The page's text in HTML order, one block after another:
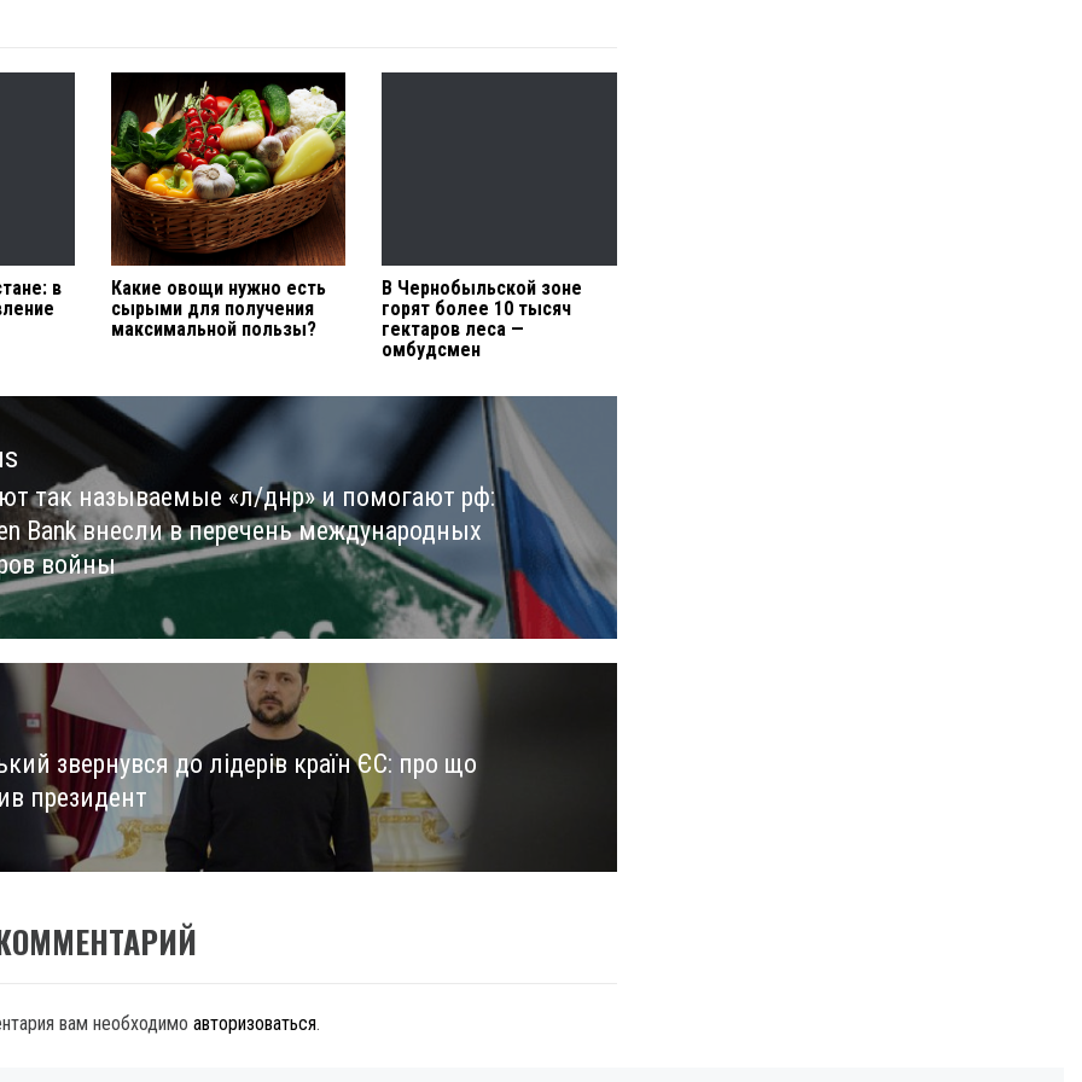
в
Какие овощи нужно есть
сырыми для получения
максимальной пользы?
В Чернобыльской зоне
горят более 10 тысяч
гектаров леса —
омбудсмен
так называемые «л/днр» и помогают рф:
Bank внесли в перечень международных
войны
звернувся до лідерів країн ЄС: про що
президент
вам необходимо авторизоваться.